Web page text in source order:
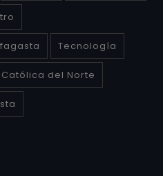
Tecnología
del Norte